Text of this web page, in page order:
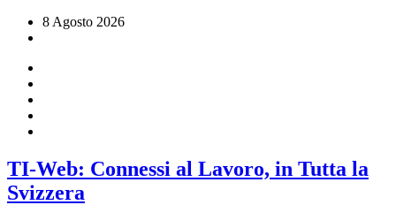
8 Agosto 2026
TI-Web: Connessi al Lavoro, in Tutta la
Svizzera